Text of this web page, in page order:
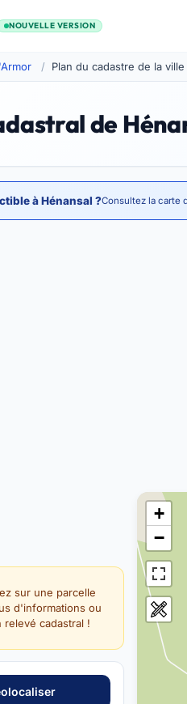
NOUVELLE VERSION
Plan du cadastre de la
de
à Hénansal ?Consultez la carte
sur une parcelle
d'informations ou
relevé cadastral !
+
−